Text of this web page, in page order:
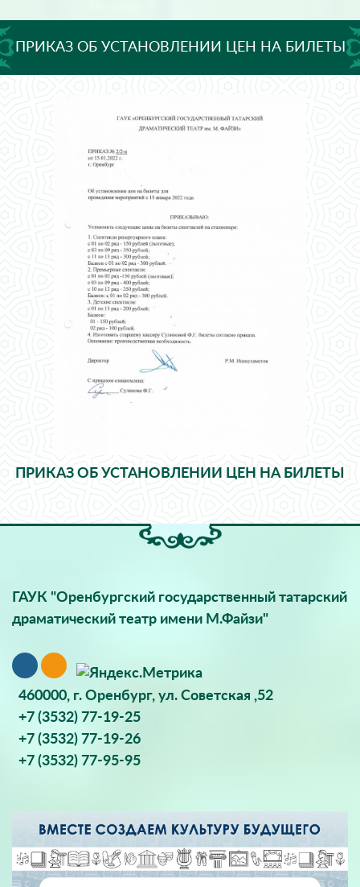
ПРИКАЗ ОБ УСТАНОВЛЕНИИ ЦЕН НА БИЛЕТЫ
ПРИКАЗ ОБ УСТАНОВЛЕНИИ ЦЕН НА БИЛЕТЫ
ГАУК "Оренбургский государственный татарский
драматический театр имени М.Файзи"
460000, г. Оренбург, ул. Советская ,52
+7 (3532) 77-19-25
+7 (3532) 77-19-26
+7 (3532) 77-95-95